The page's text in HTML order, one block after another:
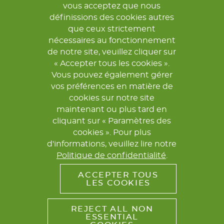
SURVEILLANCE
Les systèmes de collecte des
données contribuent à améliorer la
surveillance des maladies
infectieuses.
EN SAVOIR PLUS
vous acceptez que nous
définissions des cookies autres
que ceux strictement
nécessaires au fonctionnement
de notre site, veuillez cliquer sur
« Accepter tous les cookies ».
Vous pouvez également gérer
vos préférences en matière de
cookies sur notre site
maintenant ou plus tard en
cliquant sur « Paramètres des
cookies ». Pour plus
d'informations, veuillez lire notre
Politique de confidentialité.
ACCEPTER TOUS
LES COOKIES
REJECT ALL NON
ESSENTIAL